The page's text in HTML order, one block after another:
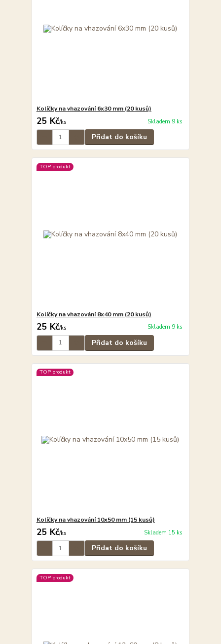
Kolíčky na vhazování 6x30 mm (20 kusů)
25 Kč/ks Skladem 9 ks
Přidat do košíku
TOP produkt
Kolíčky na vhazování 8x40 mm (20 kusů)
25 Kč/ks Skladem 9 ks
Přidat do košíku
TOP produkt
Kolíčky na vhazování 10x50 mm (15 kusů)
25 Kč/ks Skladem 15 ks
Přidat do košíku
TOP produkt